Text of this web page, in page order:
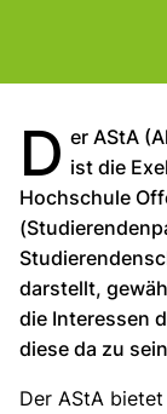
D er AStA
ist die
Hochschule
darstellt,
die Interessen
diese da zu
Der AStA